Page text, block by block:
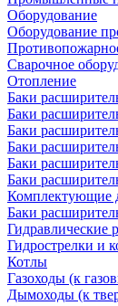
Оборудование
Оборудование
Сварочное
Отопление
Баки
Баки
Баки
Баки
Баки
Баки
Комплектующие
Баки
Гидравлические
Гидрострелки и
Котлы
Газоходы (к
Дымоходы (к